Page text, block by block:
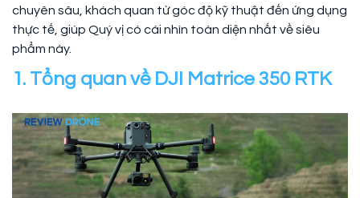
chuyên sâu, khách quan từ góc độ kỹ thuật đến ứng dụng
thực tế, giúp Quý vị có cái nhìn toàn diện nhất về siêu
phẩm này.
1. Tổng quan về DJI Matrice 350 RTK